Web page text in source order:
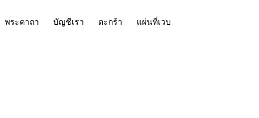
พระคาถา บัญชีเรา ตะกร้า แผ่นที่เวบ